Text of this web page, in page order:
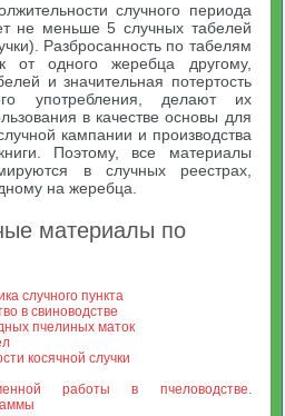
случного периода
не меньше 5 случных табелей
Разбросанность по табелям
от одного жеребца другому,
и значительная потертость
употребления, делают их
в качестве основы для
кампании и производства
Поэтому, все материалы
в случных реестрах,
на жеребца.
материалы по
случного пункта
в свиноводстве
пчелиных маток
косячной случки
работы в пчеловодстве.